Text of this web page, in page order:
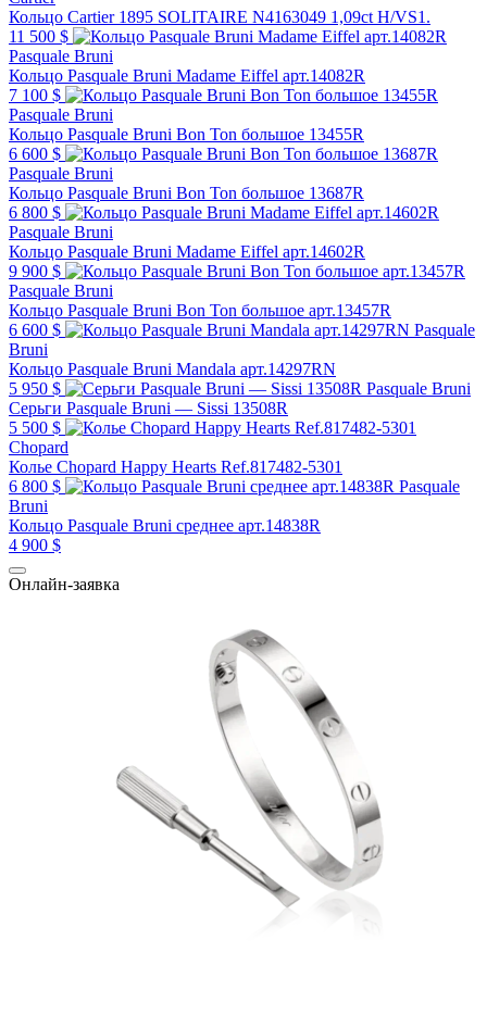
Кольцо Cartier 1895 SOLITAIRE N4163049 1,09ct H/VS1.
11 500 $
Pasquale Bruni
Кольцо Pasquale Bruni Madame Eiffel арт.14082R
7 100 $
Pasquale Bruni
Кольцо Pasquale Bruni Bon Ton большое 13455R
6 600 $
Pasquale Bruni
Кольцо Pasquale Bruni Bon Ton большое 13687R
6 800 $
Pasquale Bruni
Кольцо Pasquale Bruni Madame Eiffel арт.14602R
9 900 $
Pasquale Bruni
Кольцо Pasquale Bruni Bon Ton большое арт.13457R
6 600 $
Pasquale
Bruni
Кольцо Pasquale Bruni Mandala арт.14297RN
5 950 $
Pasquale Bruni
Серьги Pasquale Bruni — Sissi 13508R
5 500 $
Chopard
Колье Chopard Happy Hearts Ref.817482-5301
6 800 $
Pasquale
Bruni
Кольцо Pasquale Bruni среднее арт.14838R
4 900 $
Онлайн-заявка